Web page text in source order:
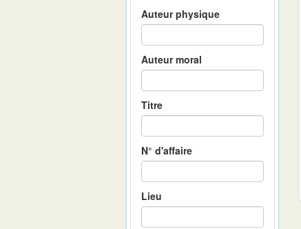
Auteur physique
Auteur moral
Titre
N° d'affaire
Lieu